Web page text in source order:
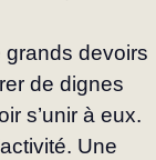
grands devoirs
de dignes
s’unir à eux.
Une